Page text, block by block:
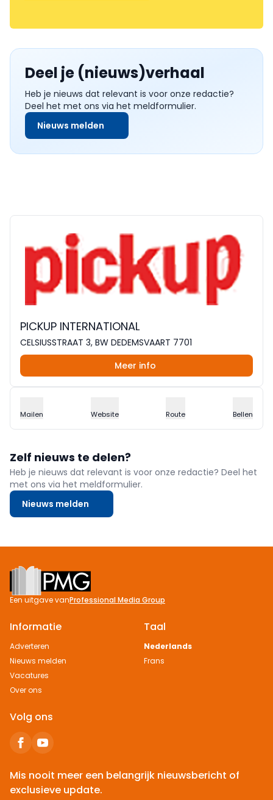
Deel je (nieuws)verhaal
Heb je nieuws dat relevant is voor onze redactie?
Deel het met ons via het meldformulier.
Nieuws melden
PICKUP INTERNATIONAL
CELSIUSSTRAAT 3, BW DEDEMSVAART 7701
Meer info
Mailen Website Route Bellen
Zelf nieuws te delen?
Heb je nieuws dat relevant is voor onze redactie? Deel het
met ons via het meldformulier.
Nieuws melden
Footer
Een uitgave vanProfessional Media Group
Informatie
Adverteren
Nieuws melden
Vacatures
Over ons
Taal
Nederlands
Frans
Volg ons
Mis nooit meer een belangrijk nieuwsbericht of
exclusieve update.